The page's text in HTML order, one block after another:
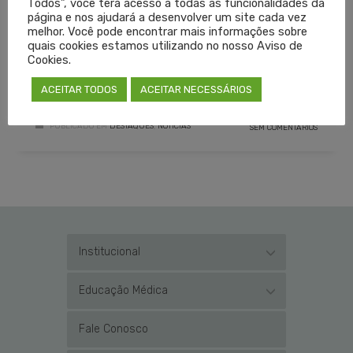
50ANOS CREMERS MÉRITOMÉDICO
PUBLICADO EM DESTAQUES,NOTÍCIAS SEM COMENTÁRIOS
Institucional
Educação Médica
Fale Conosco
página e nos ajudará a desenvolver um site cada vez
melhor. Você pode encontrar mais informações sobre
quais cookies estamos utilizando no nosso Aviso de
Cookies.
ACEITAR TODOS ACEITAR NECESSÁRIOS